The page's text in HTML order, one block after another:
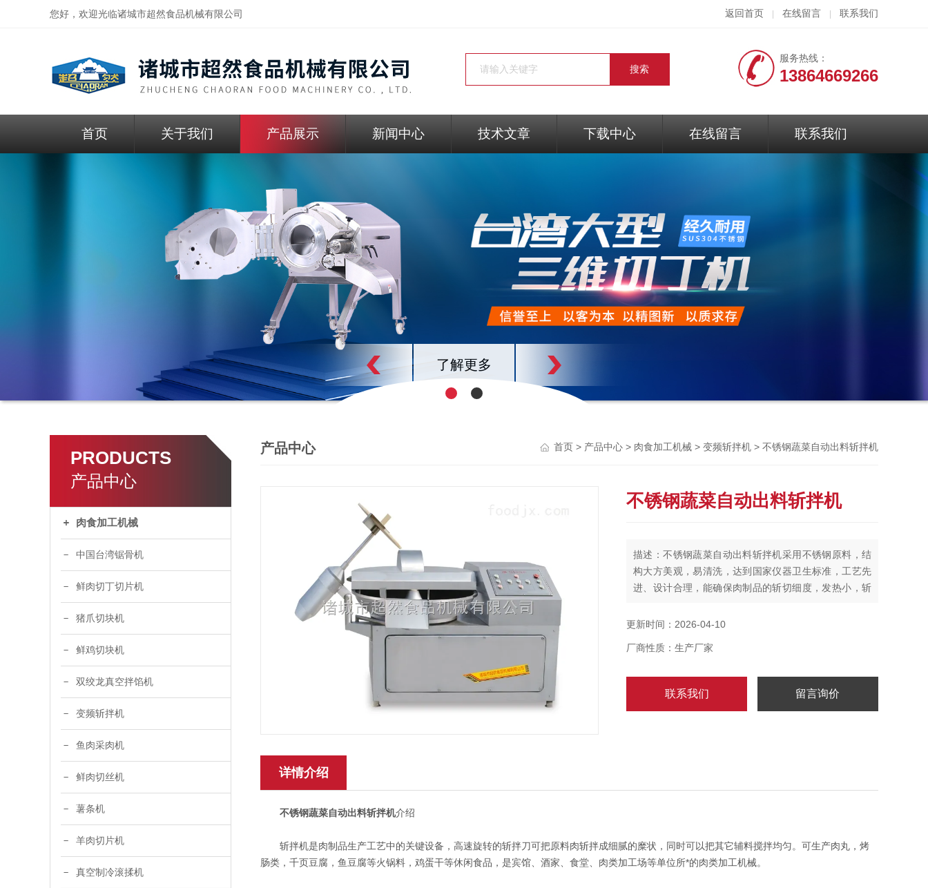
您好，欢迎光临诸城市超然食品机械有限公司 返回首页 在线留言 联系我们
服务热线：
13864669266
首页 关于我们 产品展示 新闻中心 技术文章 下载中心 在线留言 联系我们
了解更多
PRODUCTS
产品中心
肉食加工机械
中国台湾锯骨机
鲜肉切丁切片机
猪爪切块机
鲜鸡切块机
双绞龙真空拌馅机
变频斩拌机
鱼肉采肉机
鲜肉切丝机
薯条机
羊肉切片机
真空制冷滚揉机
产品中心 首页 > 产品中心 > 肉食加工机械 > 变频斩拌机 > 不锈钢蔬菜自动出料斩拌机
不锈钢蔬菜自动出料斩拌机
描述：不锈钢蔬菜自动出料斩拌机采用不锈钢原料，结
构大方美观，易清洗，达到国家仪器卫生标准，工艺先
进、设计合理，能确保肉制品的斩切细度，发热小，斩
更新时间：2026-04-10
厂商性质：生产厂家
联系我们 留言询价
详情介绍
不锈钢蔬菜自动出料斩拌机介绍
斩拌机是肉制品生产工艺中的关键设备，高速旋转的斩拌刀可把原料肉斩拌成细腻的糜状，同时可以把其它辅料搅拌均匀。可生产肉丸，烤
肠类，千页豆腐，鱼豆腐等火锅料，鸡蛋干等休闲食品，是宾馆、酒家、食堂、肉类加工场等单位所*的肉类加工机械。